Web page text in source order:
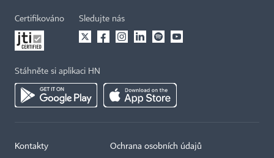
Certifikováno Sledujte nás
Stáhněte si aplikaci HN
Kontakty Ochrana osobních údajů